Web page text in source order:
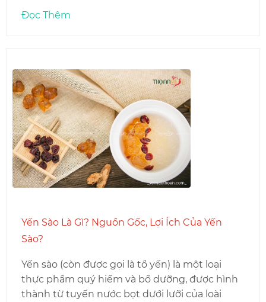
Đọc Thêm
Yến Sào Là Gì? Nguồn Gốc, Lợi Ích Của Yến
Sào?
Yến sào (còn được gọi là tổ yến) là một loại
thực phẩm quý hiếm và bổ dưỡng, được hình
thành từ tuyến nước bọt dưới lưỡi của loài